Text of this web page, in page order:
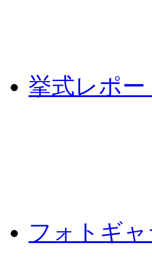
挙式レポー
フォトギ